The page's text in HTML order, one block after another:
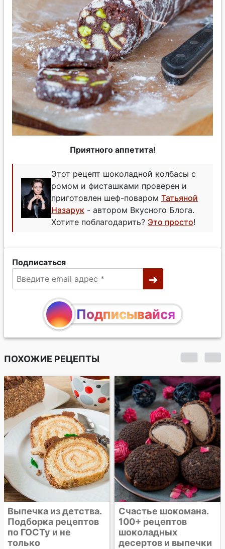
Приятного аппетита!
Этот рецепт шоколадной колбасы с
ромом и фисташками проверен и
приготовлен шеф-поваром Татьяной
Назарук - автором Вкусного Блога.
Хотите поблагодарить? Это просто!
Подписаться
Подписывайся
ПОХОЖИЕ РЕЦЕПТЫ
Счастье шокомана.
100+ рецептов
шоколадных
десертов и выпечки
Шоколадная
колбаса с орехами